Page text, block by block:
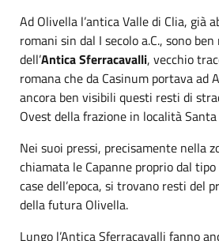
Ad Olivella l’antica Valle di Clia, già
romani sin dal I secolo a.C., sono
dell’AnticaSferracavalli, vecchio
romana che da Casinum portava ad
ancora ben visibili questi resti di
Ovest della frazione in località Santa
Nei suoi pressi, precisamente nella
chiamata le Capanne proprio dal
case dell’epoca, si trovano resti del
della futura Olivella.
Lungo l’Antica Sferracavalli fanno